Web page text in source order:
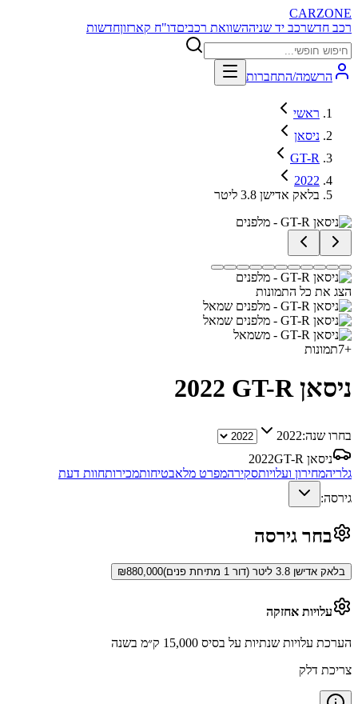
CARZONE
רכב חדשרכב יד שניההשוואת רכביםדו"ח קארזוןחדשות
הרשמה/התחברות
ראשי
ניסאן
GT-R
2022
בלאק אדישן 3.8 ליטר
הצג את כל התמונות
+
7תמונות
ניסאן GT-R 2022
בחרו שנה:2022
ניסאן GT-R
2022
גלריהמחירון ועלויותסקירהמפרט מלאבטיחותמכירותחוות דעת
גירסה:
בחר גירסה
בלאק אדישן 3.8 ליטר (דור 1 מתיחת פנים) ₪880,000
עלויות אחזקה
הערכת עלויות שנתיות על בסיס 15,000 ק״מ בשנה
צריכת דלק